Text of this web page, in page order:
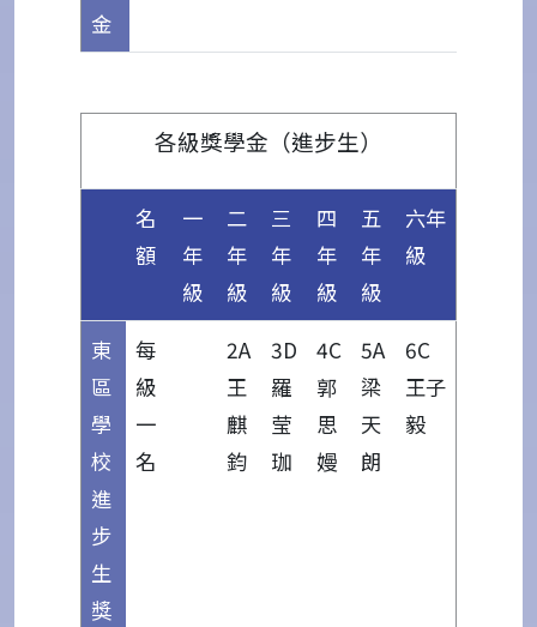
金
各級獎學金（進步生）
名
額
一
年
級
二
年
級
三
年
級
四
年
級
五
年
級
六年
級
東
區
學
校
進
步
生
獎
每
級
一
名
2A
王
麒
鈞
3D
羅
莹
珈
4C
郭
思
嫚
5A
梁
天
朗
6C
王子
毅